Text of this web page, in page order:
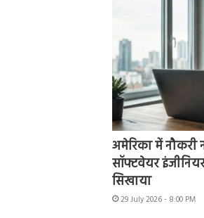
अमेरिका में नौकरी
सॉफ्टवेयर
सिखाया
29 July 2026 - 8:00 PM